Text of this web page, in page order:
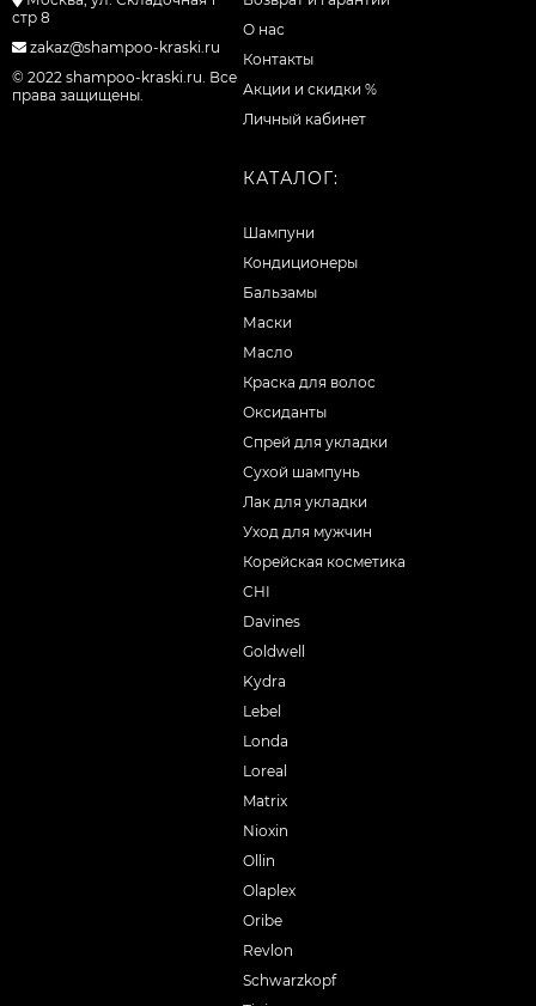
стр 8
zakaz@shampoo-kraski.ru
© 2022 shampoo-kraski.ru. Все
права защищены.
О нас
Контакты
Акции и скидки %
Личный кабинет
КАТАЛОГ:
Шампуни
Кондиционеры
Бальзамы
Маски
Масло
Краска для волос
Оксиданты
Спрей для укладки
Сухой шампунь
Лак для укладки
Уход для мужчин
Корейская косметика
CHI
Davines
Goldwell
Kydra
Lebel
Londa
Loreal
Matrix
Nioxin
Ollin
Olaplex
Oribe
Revlon
Schwarzkopf